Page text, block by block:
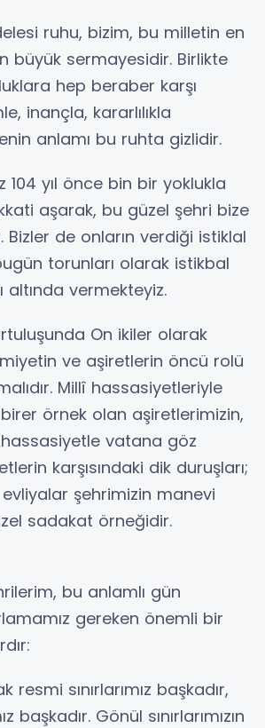
ruhu, bizim, bu milletin en
büyük sermayesidir. Birlikte
hep beraber karşı
inançla, kararlılıkla
anlamı bu ruhta gizlidir.
104 yıl önce bin bir yoklukla
aşarak, bu güzel şehri bize
Bizler de onların verdiği istiklal
torunları olarak istikbal
altında vermekteyiz.
On ikiler olarak
ve aşiretlerin öncü rolü
Millî hassasiyetleriyle
örnek olan aşiretlerimizin,
vatana göz
karşısındaki dik duruşları;
şehrimizin manevi
sadakat örneğidir.
bu anlamlı gün
gereken önemli bir
resmi sınırlarımız başkadır,
başkadır. Gönül sınırlarımızın